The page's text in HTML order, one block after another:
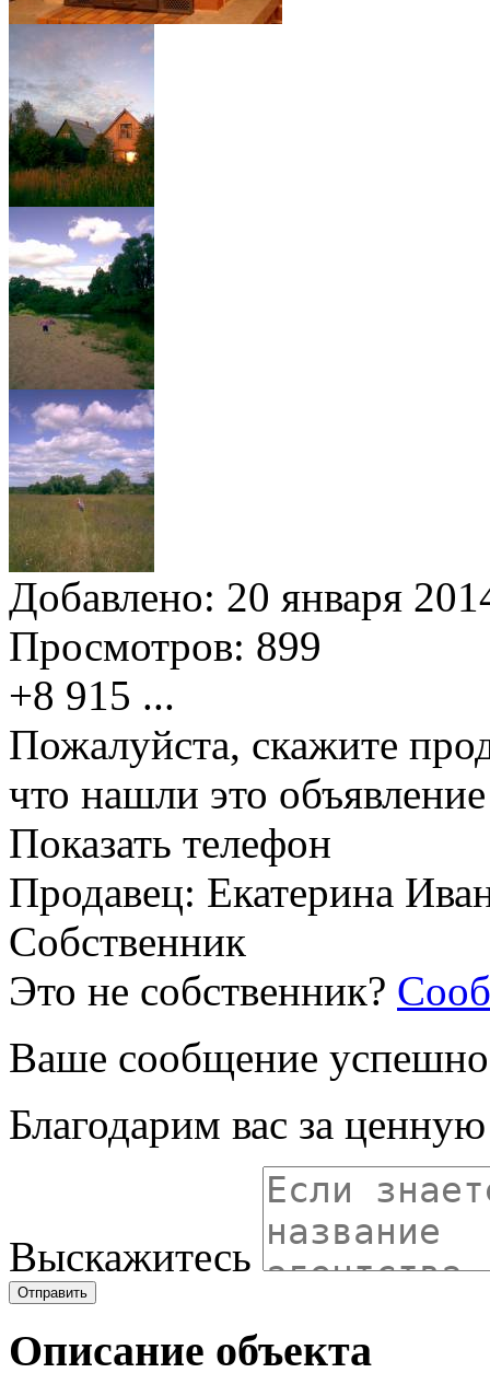
Добавлено: 20 января
Просмотров: 899
+8 915 ...
Пожалуйста, скажите
что нашли это
Показать телефон
Продавец: Екатерина
Собственник
Это не собственник?
Ваше сообщение успешно
Благодарим вас за
Выскажитесь
Отправить
Описание объекта